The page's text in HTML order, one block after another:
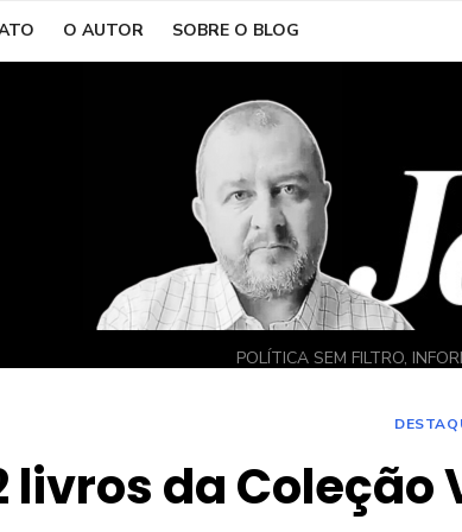
O AUTOR SOBRE O BLOG
POLÍTICA SEM FILTRO,
livros da